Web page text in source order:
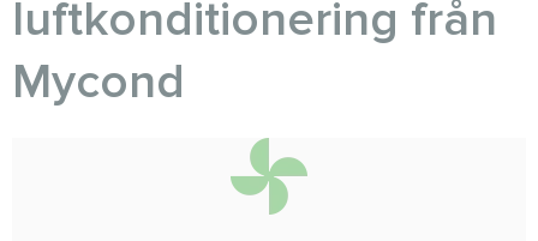
luftkonditionering från
Myсond